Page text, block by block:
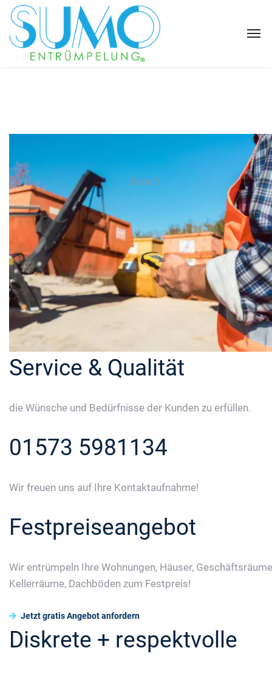
Slide 1
Service & Qualität
die Wünsche und Bedürfnisse der Kunden zu erfüllen.
01573 5981134
Wir freuen uns auf Ihre Kontaktaufnahme!
Festpreiseangebot
Wir entrümpeln Ihre Wohnungen, Häuser,
Kellerräume, Dachböden zum Festpreis!
Jetzt gratis Angebot anfordern
Diskrete + respektvolle